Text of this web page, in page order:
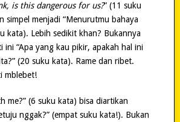
is this dangerous for us?” (11 suku
simpel menjadi “Menurutmu bahaya
kata). Lebih sedikit khan? Bukannya
ini “Apa yang kau pikir, apakah hal ini
(20 suku kata). Rame dan ribet.
mblebet!
me?” (6 suku kata) bisa diartikan
nggak?” (empat suku kata!). Bukan